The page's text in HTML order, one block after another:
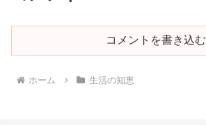
コメントを書き込む
ホーム 生活の知恵